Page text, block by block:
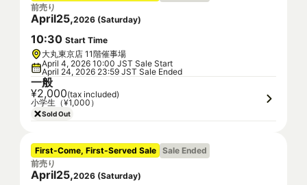
前売り
April25,2026 (Saturday)
10:30 Start Time
大丸東京店 11階催事場
April 4, 2026 10:00 JST Sale Start
April 24, 2026 23:59 JST Sale Ended
一般
¥2,000(tax included)
小学生（¥1,000）
Sold Out
First-Come, First-Served Sale Sale Ended
前売り
April25,2026 (Saturday)